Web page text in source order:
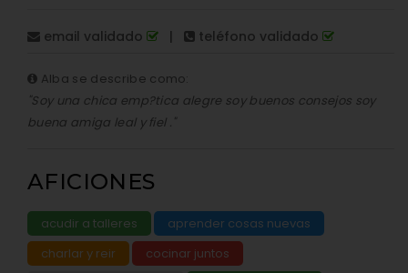
email validado | teléfono validado
Alba se describe como:
"Soy una chica emp?tica alegre soy buenos consejos soy
buena amiga leal y fiel ."
AFICIONES
acudir a talleres
aprender cosas nuevas
charlar y reir
cocinar juntos